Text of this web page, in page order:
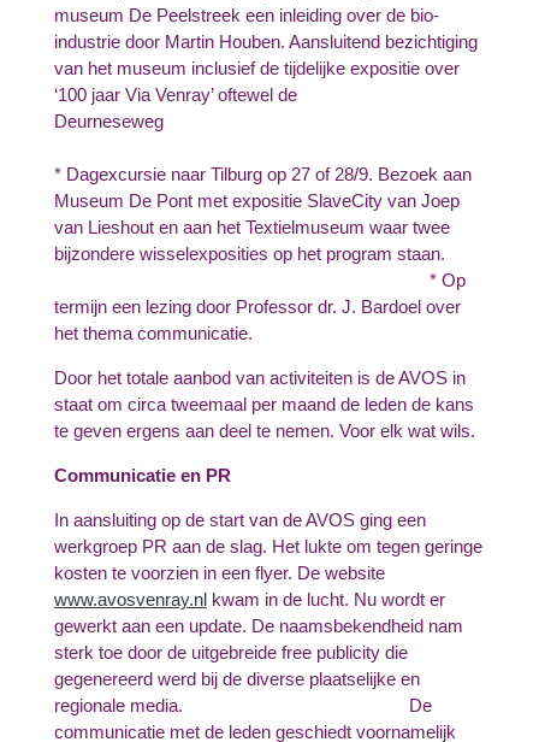
museum De Peelstreek een inleiding over de bio-
industrie door Martin Houben. Aansluitend bezichtiging
van het museum inclusief de tijdelijke expositie over
‘100 jaar Via Venray’ oftewel de
Deurneseweg
* Dagexcursie naar Tilburg op 27 of 28/9. Bezoek aan
Museum De Pont met expositie SlaveCity van Joep
van Lieshout en aan het Textielmuseum waar twee
bijzondere wisselexposities op het program staan.
* Op
termijn een lezing door Professor dr. J. Bardoel over
het thema communicatie.
Door het totale aanbod van activiteiten is de AVOS in
staat om circa tweemaal per maand de leden de kans
te geven ergens aan deel te nemen. Voor elk wat wils.
Communicatie en PR
In aansluiting op de start van de AVOS ging een
werkgroep PR aan de slag. Het lukte om tegen geringe
kosten te voorzien in een flyer. De website
www.avosvenray.nlkwam in de lucht. Nu wordt er
gewerkt aan een update. De naamsbekendheid nam
sterk toe door de uitgebreide free publicity die
gegenereerd werd bij de diverse plaatselijke en
regionale media. De
communicatie met de leden geschiedt voornamelijk